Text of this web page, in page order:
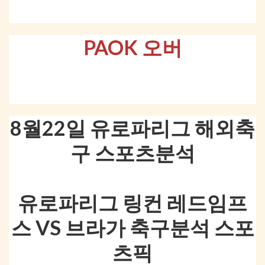
PAOK 오버
8월22일 유로파리그 해외축
구 스포츠분석
유로파리그 링컨 레드임프
스 VS 브라가 축구분석 스포
츠픽